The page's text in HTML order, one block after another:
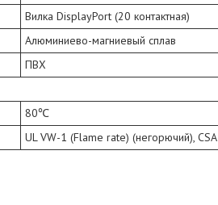
Вилка DisplayPort (20 контактная)
Алюминиево-магниевый сплав
ПВХ
80℃
UL VW-1 (Flame rate) (негорючий), CSA